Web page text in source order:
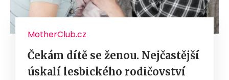
MotherClub.cz
Čekám dítě se ženou. Nejčastější
úskalí lesbického rodičovství